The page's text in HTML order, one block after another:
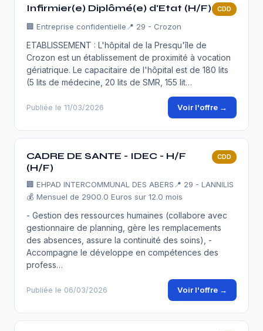
Infirmier(e) Diplômé(e) d'Etat (H/F) CDD
🏢 Entreprise confidentielle 📍 29 - Crozon
ETABLISSEMENT : L'hôpital de la Presqu'île de
Crozon est un établissement de proximité à vocation
gériatrique. Le capacitaire de l'hôpital est de 180 lits
(5 lits de médecine, 20 lits de SMR, 155 lit…
Publiée le 11/03/2026 Voir l'offre →
CADRE DE SANTE - IDEC - H/F
(H/F)
CDD
🏢 EHPAD INTERCOMMUNAL DES ABERS 📍 29 - LANNILIS
💰 Mensuel de 2900.0 Euros sur 12.0 mois
- Gestion des ressources humaines (collabore avec
gestionnaire de planning, gère les remplacements
des absences, assure la continuité des soins), -
Accompagne le développe en compétences des
profess…
Publiée le 06/03/2026 Voir l'offre →